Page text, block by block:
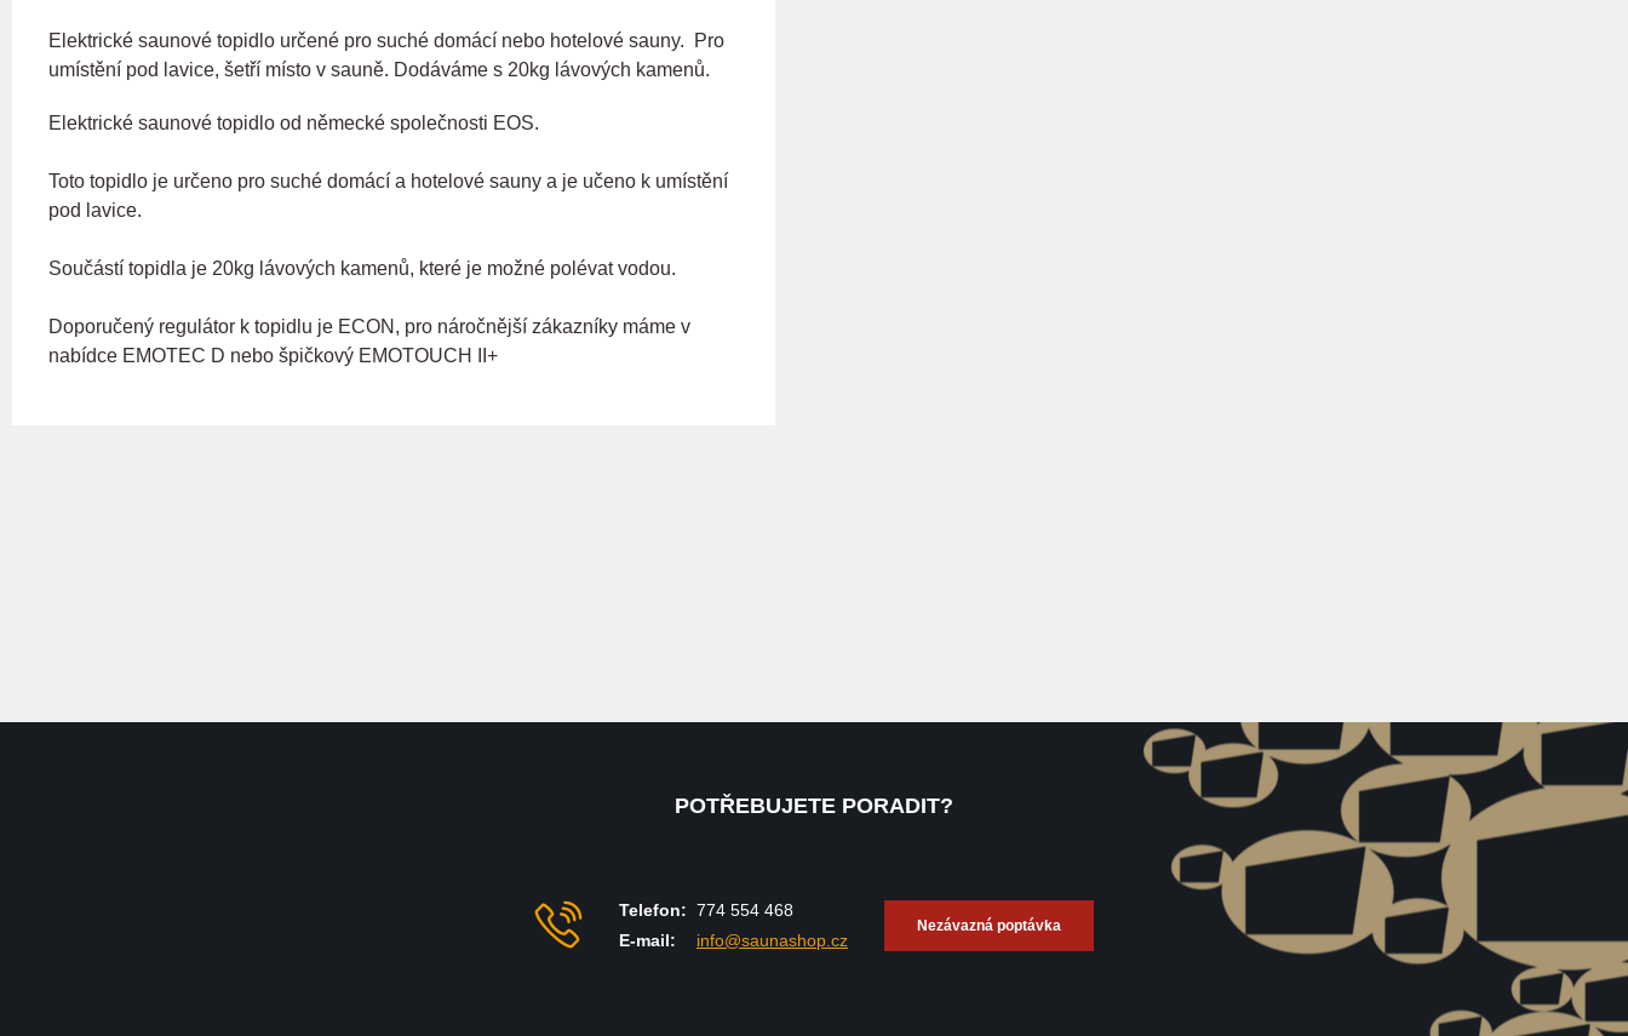
Elektrické saunové topidlo určené pro suché domácí nebo hotelové sauny. Pro
umístění pod lavice, šetří místo v sauně. Dodáváme s 20kg lávových kamenů.
Elektrické saunové topidlo od německé společnosti EOS.
Toto topidlo je určeno pro suché domácí a hotelové sauny a je učeno k umístění
pod lavice.
Součástí topidla je 20kg lávových kamenů, které je možné polévat vodou.
Doporučený regulátor k topidlu je ECON, pro náročnější zákazníky máme v
nabídce EMOTEC D nebo špičkový EMOTOUCH II+
POTŘEBUJETE PORADIT?
Telefon: 774 554 468
E-mail:
info@saunashop.cz
Nezávazná poptávka